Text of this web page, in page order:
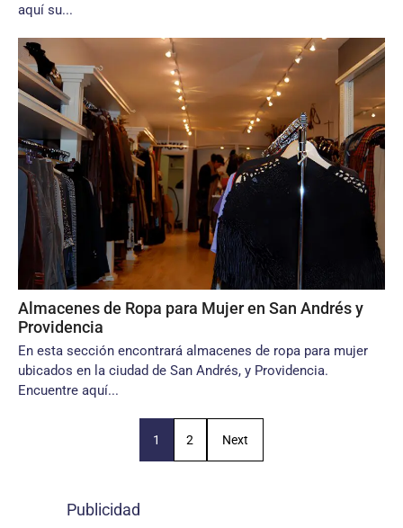
aquí su...
Almacenes de Ropa para Mujer en San Andrés y
Providencia
En esta sección encontrará almacenes de ropa para mujer
ubicados en la ciudad de San Andrés, y Providencia.
Encuentre aquí...
1 2 Next
Publicidad